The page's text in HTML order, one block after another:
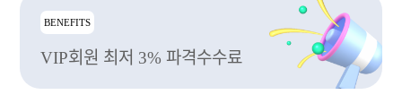
BENEFITS
VIP회원 최저 3% 파격수수료